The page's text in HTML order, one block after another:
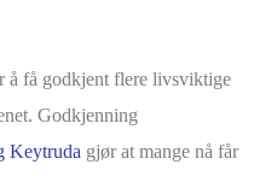
å få godkjent flere livsviktige
Godkjenning
Keytruda gjør at mange nå får